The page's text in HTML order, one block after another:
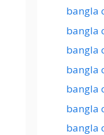
bangla
bangla
bangla
bangla
bangla
bangla
bangla